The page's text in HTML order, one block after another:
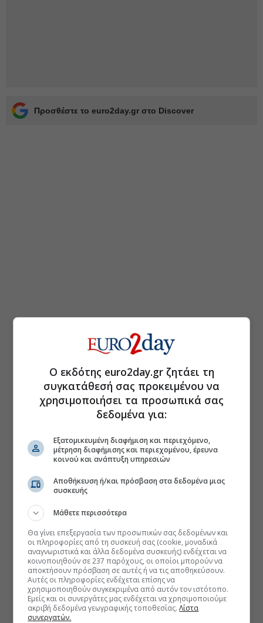
Προσθέστε το euro2day.gr στο Discover
Ο εκδότης euro2day.gr ζητάει τη
συγκατάθεσή σας προκειμένου να
χρησιμοποιήσει τα προσωπικά σας
δεδομένα για:
Εξατομικευμένη διαφήμιση και περιεχόμενο,
μέτρηση διαφήμισης και περιεχομένου, έρευνα
κοινού και ανάπτυξη υπηρεσιών
Αποθήκευση ή/και πρόσβαση στα δεδομένα μιας
συσκευής
Μάθετε περισσότερα
Θα γίνει επεξεργασία των προσωπικών σας δεδομένων και
οι πληροφορίες από τη συσκευή σας (cookie, μοναδικά
αναγνωριστικά και άλλα δεδομένα συσκευής) ενδέχεται να
κοινοποιηθούν σε 237 παρόχους, οι οποίοι μπορούν να
αποκτήσουν πρόσβαση σε αυτές ή να τις αποθηκεύσουν.
Αυτές οι πληροφορίες ενδέχεται επίσης να
χρησιμοποιηθούν συγκεκριμένα από αυτόν τον ιστότοπο.
Εμείς και οι συνεργάτες μας ενδέχεται να χρησιμοποιούμε
ακριβή δεδομένα γεωγραφικής τοποθεσίας.Λίστα
συνεργατών.